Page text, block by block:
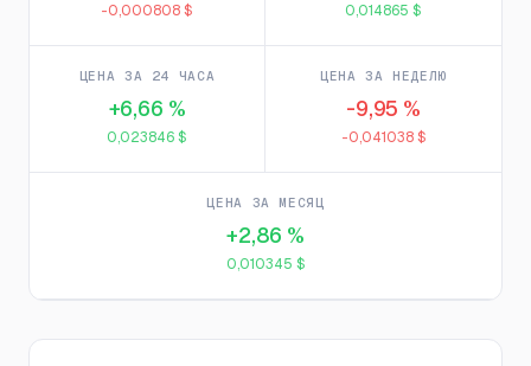
-0,000808 $ 0,014865 $
ЦЕНА ЗА 24 ЧАСА
+6,66 %
0,023846 $
ЦЕНА ЗА НЕДЕЛЮ
-9,95 %
-0,041038 $
ЦЕНА ЗА МЕСЯЦ
+2,86 %
0,010345 $